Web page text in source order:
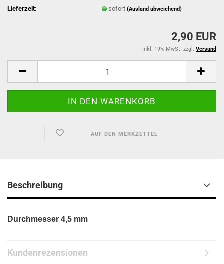
Lieferzeit:
sofort(Ausland abweichend)
2,90 EUR
inkl. 19% MwSt. zzgl. Versand
AUF DEN MERKZETTEL
Beschreibung
Durchmesser 4,5 mm
Kundenrezensionen